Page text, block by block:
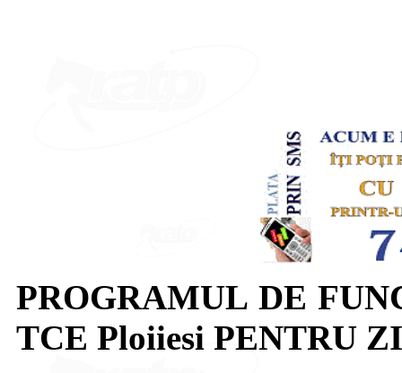
PROGRAMUL DE
TCE Ploiiesi PENTRU